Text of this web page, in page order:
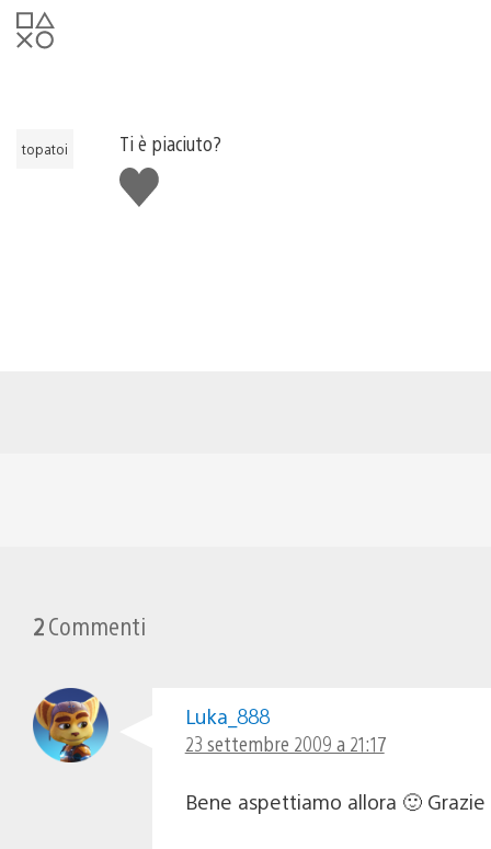
topatoi
Ti è piaciuto?
Mi
piace
2Commenti
Luka_888
23 settembre 2009 a 21:17
Bene aspettiamo allora 🙂